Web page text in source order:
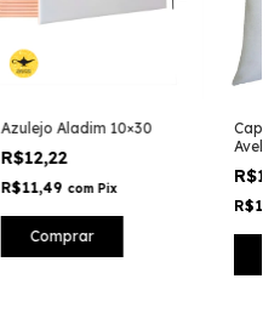
Azulejo Aladim 10×30
R$12,22
R$11,49 com Pix
Capa